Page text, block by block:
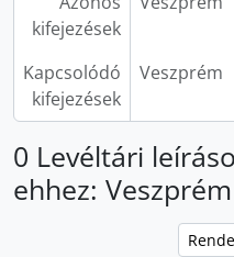
kifejezések
Kapcsolódó
kifejezések
Veszprém
0 Levéltári
ehhez: Veszprém